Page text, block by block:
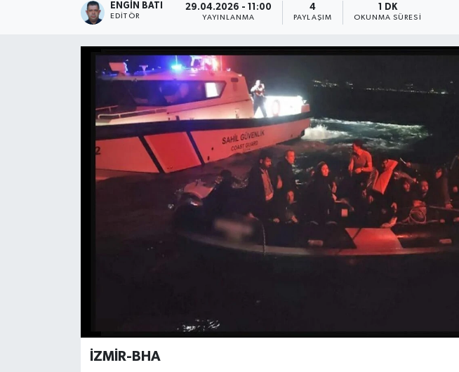
ENGIN BATI
EDITÖR
29.04.2026 - 11:00
YAYINLANMA
4
PAYLAŞIM
1 DK
OKUNMA SÜRESI
İZMİR-BHA